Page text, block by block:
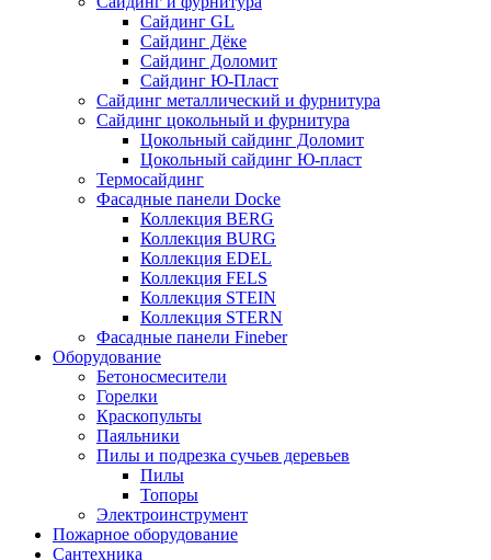
Сайдинг GL
Сайдинг Дёке
Сайдинг Доломит
Сайдинг Ю-Пласт
Сайдинг металлический и фурнитура
Сайдинг цокольный и фурнитура
Цокольный сайдинг Доломит
Цокольный сайдинг Ю-пласт
Термосайдинг
Фасадные панели Docke
Коллекция BERG
Коллекция BURG
Коллекция EDEL
Коллекция FELS
Коллекция STEIN
Коллекция STERN
Фасадные панели Fineber
Оборудование
Бетоносмесители
Горелки
Краскопульты
Паяльники
Пилы и подрезка сучьев деревьев
Пилы
Топоры
Электроинструмент
Пожарное оборудование
Сантехника